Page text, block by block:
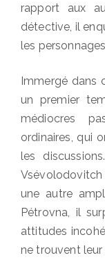
rapport aux
détective, il
les
Immergé dans
un premier
médiocres
ordinaires, qui
les
une autre
Pétrovna, il
attitudes
ne trouvent